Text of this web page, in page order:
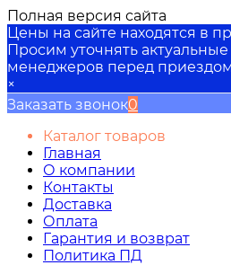
Полная версия сайта
Цены на сайте находятся в
Просим уточнять
менеджеров перед
×
Заказать звонок0
Каталог товаров
Главная
О компании
Контакты
Доставка
Оплата
Гарантия и возврат
Политика ПД